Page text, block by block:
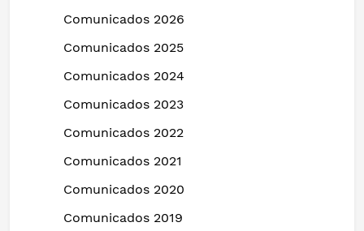
Comunicados 2026
Comunicados 2025
Comunicados 2024
Comunicados 2023
Comunicados 2022
Comunicados 2021
Comunicados 2020
Comunicados 2019